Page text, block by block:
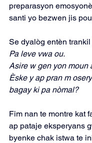
preparasyon
santi yo bezwen jis
Se dyalòg entèn trankil
Pa leve vwa ou.
Asire w gen yon moun
Èske y ap pran m
bagay ki pa nòmal?
Fim nan te montre kat
ap pataje eksperyans
byenke chak istwa te